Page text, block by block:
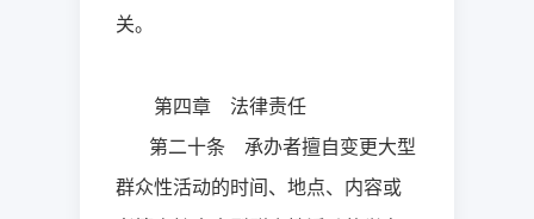
关。
第四章 法律责任
第二十条 承办者擅自变更大型
群众性活动的时间、地点、内容或